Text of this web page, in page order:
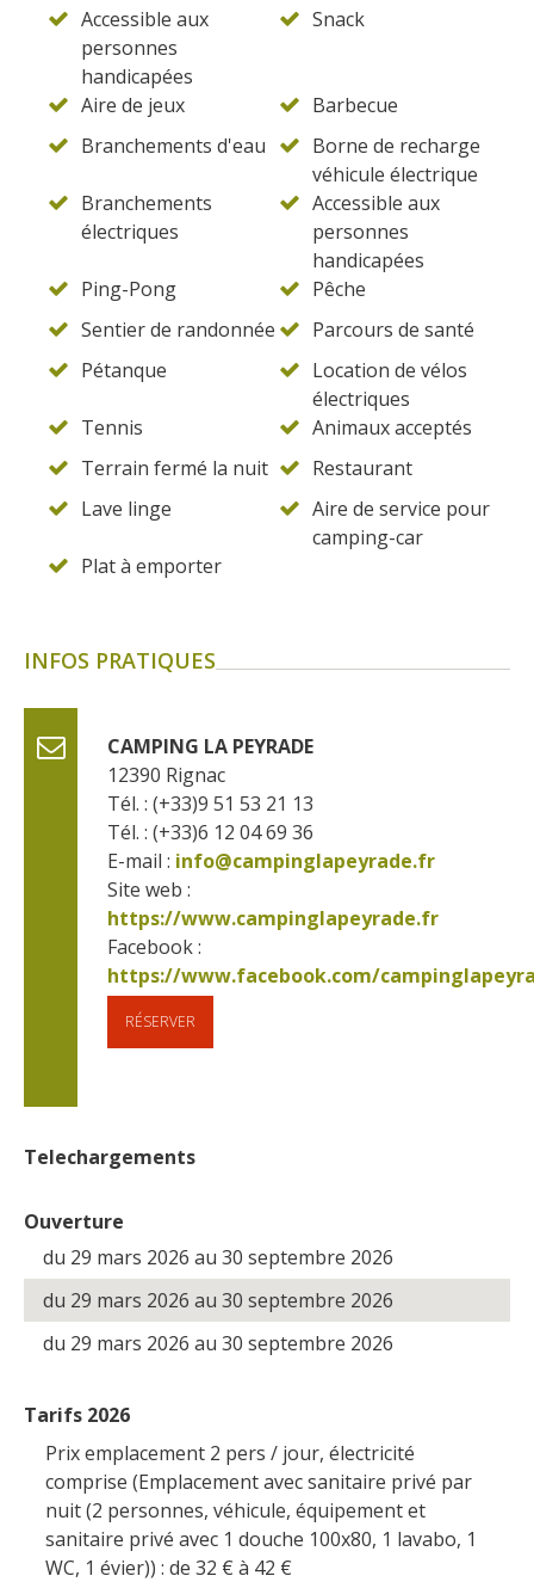
Accessible aux
personnes
handicapées
Snack
Aire de jeux
Barbecue
Branchements d'eau
Borne de recharge
véhicule électrique
Branchements
électriques
Accessible aux
personnes
handicapées
Ping-Pong
Pêche
Sentier de randonnée
Parcours de santé
Pétanque
Location de vélos
électriques
Tennis
Animaux acceptés
Terrain fermé la nuit
Restaurant
Lave linge
Aire de service pour
camping-car
Plat à emporter
INFOS PRATIQUES
CAMPING LA PEYRADE
12390 Rignac
Tél. : (+33)9 51 53 21 13
Tél. : (+33)6 12 04 69 36
E-mail : info@campinglapeyrade.fr
https://www.campinglapeyrade.fr
RÉSERVER
Telechargements
Ouverture
du 29 mars 2026 au 30 septembre 2026
du 29 mars 2026 au 30 septembre 2026
du 29 mars 2026 au 30 septembre 2026
Tarifs 2026
Prix emplacement 2 pers / jour, électricité
comprise (Emplacement avec sanitaire privé par
nuit (2 personnes, véhicule, équipement et
sanitaire privé avec 1 douche 100x80, 1 lavabo, 1
WC, 1 évier)) : de 32 € à 42 €